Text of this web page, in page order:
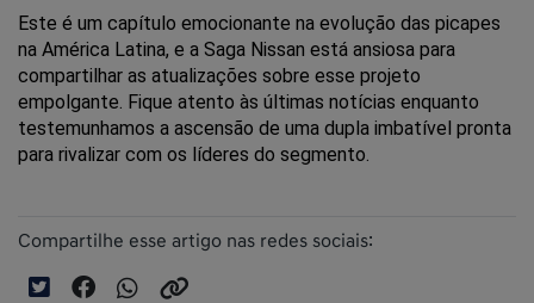
Este é um capítulo emocionante na evolução das picapes
na América Latina, e a Saga Nissan está ansiosa para
compartilhar as atualizações sobre esse projeto
empolgante. Fique atento às últimas notícias enquanto
testemunhamos a ascensão de uma dupla imbatível pronta
para rivalizar com os líderes do segmento.
Compartilhe esse artigo nas redes sociais: